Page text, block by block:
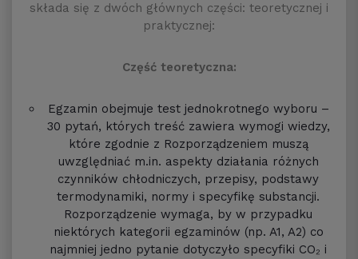
składa się z dwóch głównych części: teoretycznej i
praktycznej:
Część teoretyczna:
Egzamin obejmuje test jednokrotnego wyboru –
30 pytań, których treść zawiera wymogi wiedzy,
które zgodnie z Rozporządzeniem muszą
uwzględniać m.in. aspekty działania różnych
czynników chłodniczych, przepisy, podstawy
termodynamiki, normy i specyfikę substancji.
Rozporządzenie wymaga, by w przypadku
niektórych kategorii egzaminów (np. A1, A2) co
najmniej jedno pytanie dotyczyło specyfiki CO₂ i